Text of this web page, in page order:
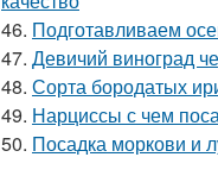
46. Подготавливаем
47. Девичий виноград
48. Сорта бородатых
49. Нарциссы с чем
50. Посадка моркови и